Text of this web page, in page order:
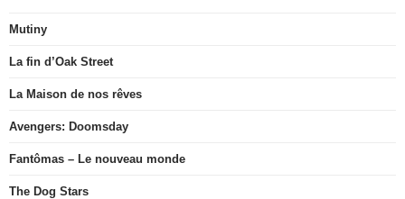
Mutiny
La fin d’Oak Street
La Maison de nos rêves
Avengers: Doomsday
Fantômas – Le nouveau monde
The Dog Stars